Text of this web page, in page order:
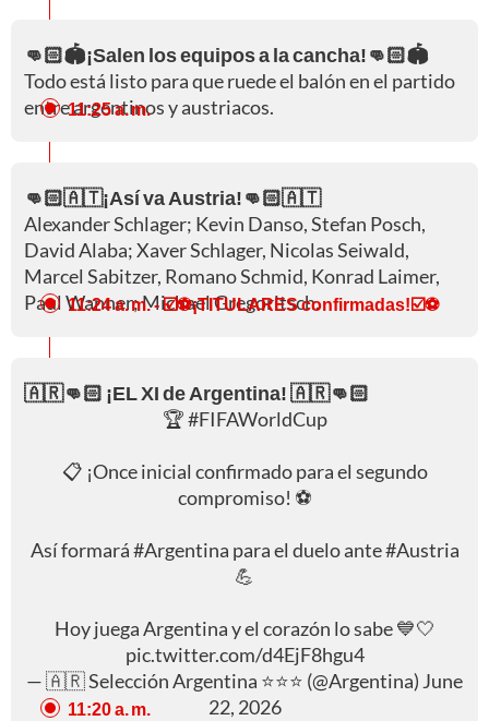
👊🏻🏟️¡Salen los equipos a la cancha!👊🏻🏟️
Todo está listo para que ruede el balón en el partido
entre argentinos y austriacos.
11:25 a. m.
👊🏻🇦🇹¡Así va Austria!👊🏻🇦🇹
Alexander Schlager; Kevin Danso, Stefan Posch,
David Alaba; Xaver Schlager, Nicolas Seiwald,
Marcel Sabitzer, Romano Schmid, Konrad Laimer,
Paul Wanner; Michael Gregoritsch.
11:24 a. m.- ☑️⚽¡TITULARES confirmadas!☑️⚽
🇦🇷👊🏻 ¡EL XI de Argentina! 🇦🇷👊🏻
🏆#FIFAWorldCup
📋 ¡Once inicial confirmado para el segundo
compromiso! ⚽
Así formará#Argentina para el duelo ante#Austria
💪
Hoy juega Argentina y el corazón lo sabe 💙🤍
pic.twitter.com/d4EjF8hgu4
— 🇦🇷 Selección Argentina ⭐⭐⭐ (@Argentina) June
22, 2026
11:20 a. m.